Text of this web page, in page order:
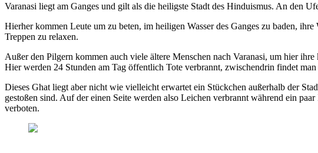
Varanasi liegt am Ganges und gilt als die heiligste Stadt des Hinduismus. An den
Hierher kommen Leute um zu beten, im heiligen Wasser des Ganges zu baden,
Treppen zu relaxen.
Außer den Pilgern kommen auch viele ältere Menschen nach Varanasi, um hier
Hier werden 24 Stunden am Tag öffentlich Tote verbrannt, zwischendrin findet
Dieses Ghat liegt aber nicht wie vielleicht erwartet ein Stückchen außerhalb der
gestoßen sind. Auf der einen Seite werden also Leichen verbrannt während ein
verboten.